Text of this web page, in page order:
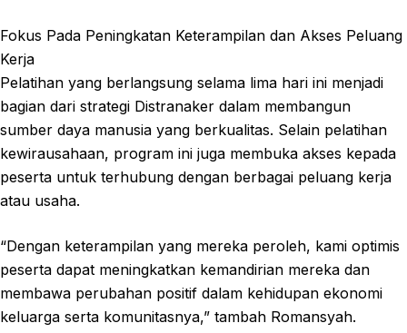
Fokus Pada Peningkatan Keterampilan dan Akses Peluang
Kerja
Pelatihan yang berlangsung selama lima hari ini menjadi
bagian dari strategi Distranaker dalam membangun
sumber daya manusia yang berkualitas. Selain pelatihan
kewirausahaan, program ini juga membuka akses kepada
peserta untuk terhubung dengan berbagai peluang kerja
atau usaha.
“Dengan keterampilan yang mereka peroleh, kami optimis
peserta dapat meningkatkan kemandirian mereka dan
membawa perubahan positif dalam kehidupan ekonomi
keluarga serta komunitasnya,” tambah Romansyah.